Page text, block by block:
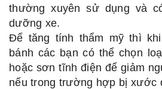
thường xuyên sử dụng và
dưỡng xe.
Để tăng tính thẩm mỹ thì
bánh các bạn có thể chọn
hoặc sơn tĩnh điện để giảm
nếu trong trường hợp bị xước